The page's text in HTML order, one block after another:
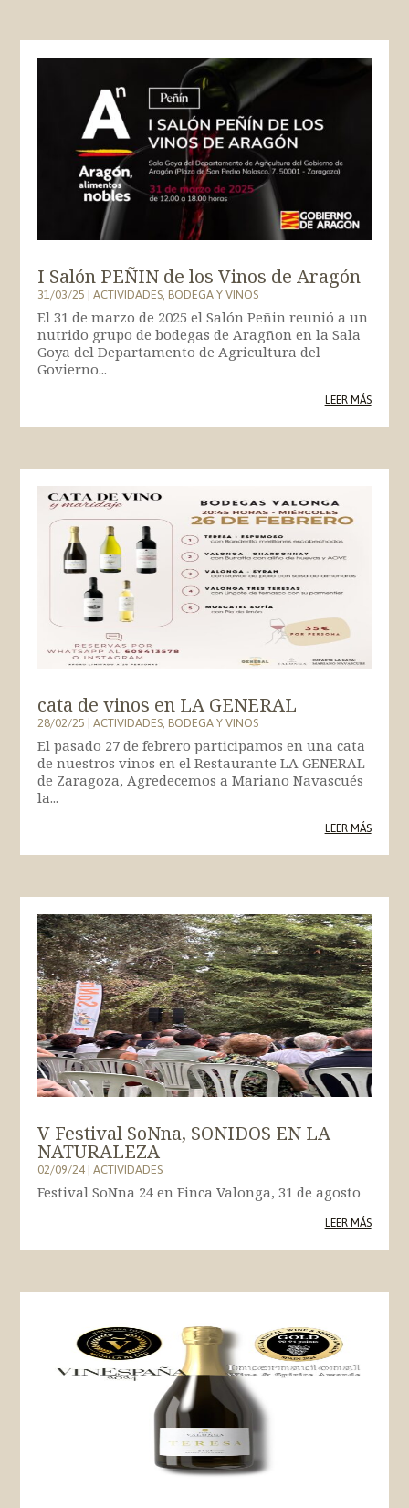
I Salón PEÑIN de los Vinos de Aragón
31/03/25|ACTIVIDADES,BODEGA Y VINOS
El 31 de marzo de 2025 el Salón Peñin reunió a un
nutrido grupo de bodegas de Aragñon en la Sala
Goya del Departamento de Agricultura del
Govierno...
LEER MÁS
cata de vinos en LA GENERAL
28/02/25|ACTIVIDADES,BODEGA Y VINOS
El pasado 27 de febrero participamos en una cata
de nuestros vinos en el Restaurante LA GENERAL
de Zaragoza, Agredecemos a Mariano Navascués
la...
LEER MÁS
V Festival SoNna, SONIDOS EN LA
NATURALEZA
02/09/24|ACTIVIDADES
Festival SoNna 24 en Finca Valonga, 31 de agosto
LEER MÁS